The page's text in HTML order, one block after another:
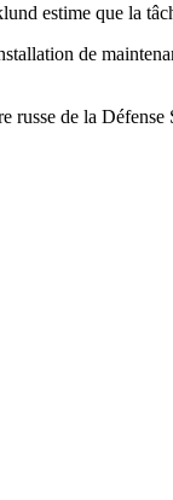
estime que la
de
russe de la